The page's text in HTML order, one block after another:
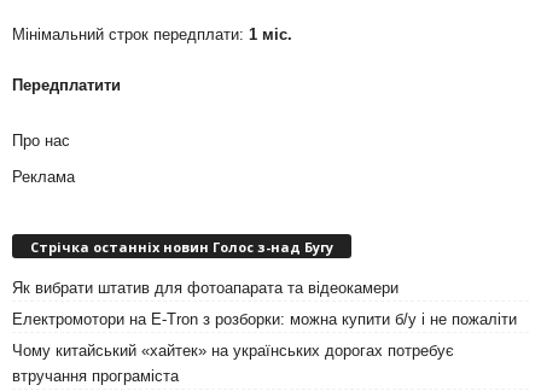
Мінімальний строк передплати: 1 міс.
Передплатити
Про нас
Реклама
Стрічка останніх новин Голос з-над Бугу
Як вибрати штатив для фотоапарата та відеокамери
Електромотори на E-Tron з розборки: можна купити б/у і не пожаліти
Чому китайський «хайтек» на українських дорогах потребує
втручання програміста